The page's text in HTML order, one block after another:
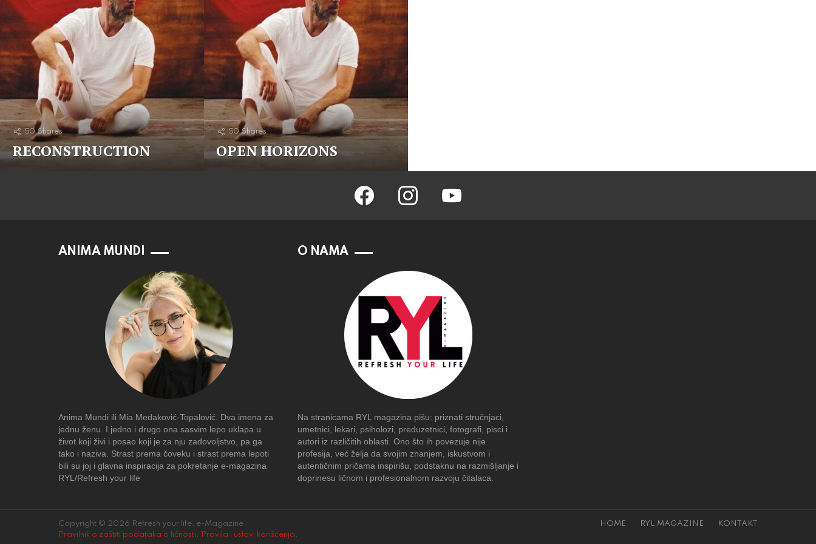
50 Shares
RECONSTRUCTION
50 Shares
OPEN HORIZONS
facebook instagram youtube
ANIMA MUNDI
Anima Mundi ili Mia Medaković-Topalović. Dva imena za
jednu ženu. I jedno i drugo ona sasvim lepo uklapa u
život koji živi i posao koji je za nju zadovoljstvo, pa ga
tako i naziva. Strast prema čoveku i strast prema lepoti
bili su joj i glavna inspiracija za pokretanje e-magazina
RYL/Refresh your life
O NAMA
Na stranicama RYL magazina pišu: priznati stručnjaci,
umetnici, lekari, psiholozi, preduzetnici, fotografi, pisci i
autori iz različitih oblasti. Ono što ih povezuje nije
profesija, već želja da svojim znanjem, iskustvom i
autentičnim pričama inspirišu, podstaknu na razmišljanje i
doprinesu ličnom i profesionalnom razvoju čitalaca.
Copyright © 2026 Refresh your life, e-Magazine.
Pravilnik o zaštiti podataka o ličnosti . Pravila i uslovi korišćenja .
HOME RYL MAGAZINE KONTAKT